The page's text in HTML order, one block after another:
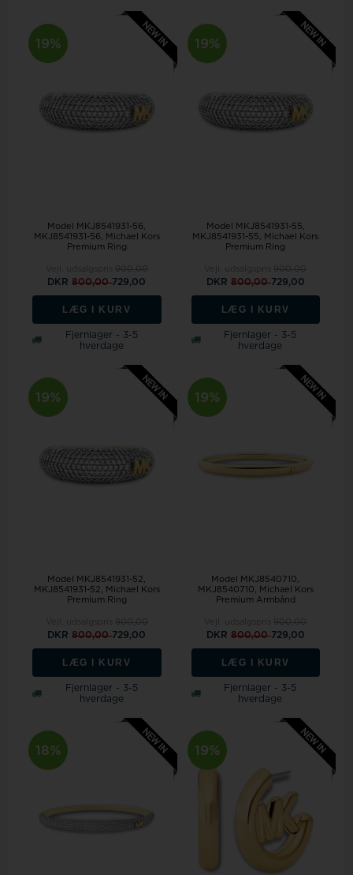
19%
Model MKJ8541931-56
MKJ8541931-56, Michael Kors
Premium Ring
DKR800,00729,00
LÆG I KURV
Fjernlager - 3-5
hverdage
19%
Model MKJ8541931-55
MKJ8541931-55, Michael Kors
Premium Ring
DKR 800,00729,00
LÆG I KURV
Fjernlager - 3-5
hverdage
19%
Model MKJ8541931-52
MKJ8541931-52, Michael Kors
Premium Ring
DKR800,00729,00
LÆG I KURV
Fjernlager - 3-5
hverdage
19%
Model MKJ8540710
MKJ8540710, Michael Kors
Premium Armbånd
DKR 800,00729,00
LÆG I KURV
Fjernlager - 3-5
hverdage
18% 19%